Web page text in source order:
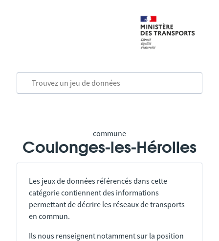
commune
Coulonges-les-Hérolles
Les jeux de données référencés dans cette
catégorie contiennent des informations
permettant de décrire les réseaux de transports
en commun.
Ils nous renseignent notamment sur la position